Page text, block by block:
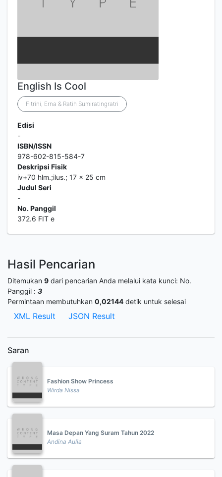
English Is Cool
Fitrini, Erna & Ratih Sumiratingratri
Edisi
-
ISBN/ISSN
978-602-815-584-7
Deskripsi Fisik
iv+70 hlm.;ilus.; 17 x 25 cm
Judul Seri
-
No. Panggil
372.6 FIT e
Hasil Pencarian
Ditemukan 9 dari pencarian Anda melalui kata kunci: No.
Panggil : 3
Permintaan membutuhkan 0,02144 detik untuk selesai
XML Result JSON Result
Saran
Fashion Show Princess
Wirda Nissa
Masa Depan Yang Suram Tahun 2022
Andina Aulia